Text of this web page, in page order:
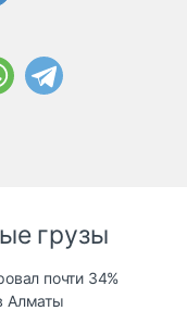
грузы
почти 34%
Алматы